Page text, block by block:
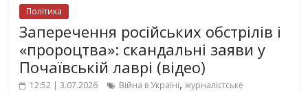
Політика
Заперечення російських обстрілів і
«пророцтва»: скандальні заяви у
Почаївській лаврі (відео)
12:52 | 3.07.2026 Війна в Україні,журналістське